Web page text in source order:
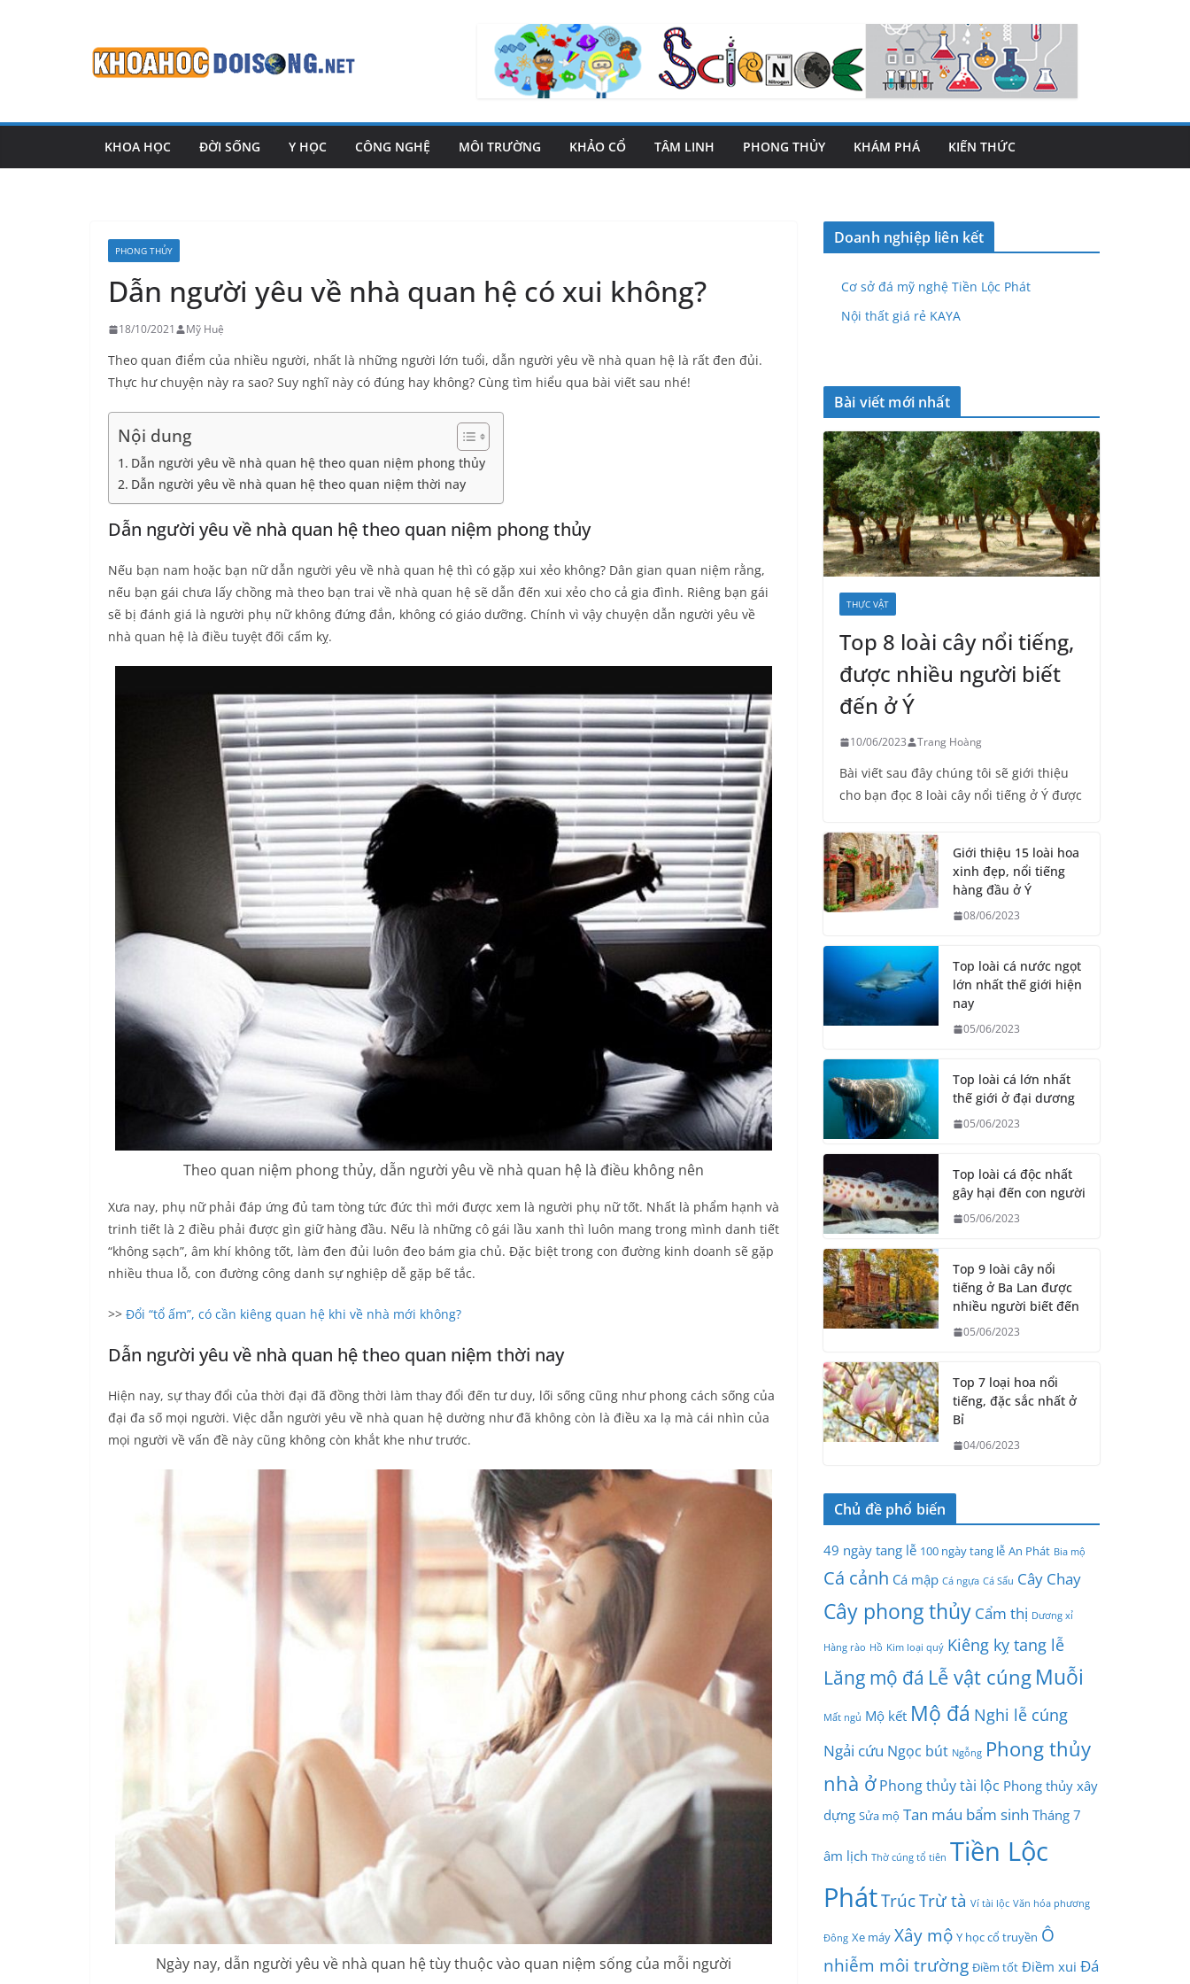
KHOA HỌC ĐỜI SỐNG Y HỌC CÔNG NGHỆ MÔI TRƯỜNG KHẢO CỔ TÂM LINH PHONG THỦY KHÁM PHÁ KIẾN THỨC
PHONG THỦY
Dẫn người yêu về nhà quan hệ có xui không?
18/10/2021 Mỹ Huệ
Theo quan điểm của nhiều người, nhất là những người lớn tuổi, dẫn người yêu về nhà quan hệ là rất đen đủi.
Thực hư chuyện này ra sao? Suy nghĩ này có đúng hay không? Cùng tìm hiểu qua bài viết sau nhé!
Nội dung
Dẫn người yêu về nhà quan hệ theo quan niệm phong thủy
Dẫn người yêu về nhà quan hệ theo quan niệm thời nay
Dẫn người yêu về nhà quan hệ theo quan niệm phong thủy
Nếu bạn nam hoặc bạn nữ dẫn người yêu về nhà quan hệ thì có gặp xui xẻo không? Dân gian quan niệm rằng,
nếu bạn gái chưa lấy chồng mà theo bạn trai về nhà quan hệ sẽ dẫn đến xui xẻo cho cả gia đình. Riêng bạn gái
sẽ bị đánh giá là người phụ nữ không đứng đắn, không có giáo dưỡng. Chính vì vậy chuyện dẫn người yêu về
nhà quan hệ là điều tuyệt đối cấm kỵ.
Theo quan niệm phong thủy, dẫn người yêu về nhà quan hệ là điều không nên
Xưa nay, phụ nữ phải đáp ứng đủ tam tòng tức đức thì mới được xem là người phụ nữ tốt. Nhất là phẩm hạnh và
trinh tiết là 2 điều phải được gìn giữ hàng đầu. Nếu là những cô gái lầu xanh thì luôn mang trong mình danh tiết
“không sạch”, âm khí không tốt, làm đen đủi luôn đeo bám gia chủ. Đặc biệt trong con đường kinh doanh sẽ gặp
nhiều thua lỗ, con đường công danh sự nghiệp dễ gặp bế tắc.
>> Đổi “tổ ấm”, có cần kiêng quan hệ khi về nhà mới không?
Dẫn người yêu về nhà quan hệ theo quan niệm thời nay
Hiện nay, sự thay đổi của thời đại đã đồng thời làm thay đổi đến tư duy, lối sống cũng như phong cách sống của
đại đa số mọi người. Việc dẫn người yêu về nhà quan hệ dường như đã không còn là điều xa lạ mà cái nhìn của
mọi người về vấn đề này cũng không còn khắt khe như trước.
Ngày nay, dẫn người yêu về nhà quan hệ tùy thuộc vào quan niệm sống của mỗi người
Doanh nghiệp liên kết
Cơ sở đá mỹ nghệ Tiền Lộc Phát
Nội thất giá rẻ KAYA
Bài viết mới nhất
THỰC VẬT
Top 8 loài cây nổi tiếng,
được nhiều người biết
đến ở Ý
10/06/2023 Trang Hoàng
Bài viết sau đây chúng tôi sẽ giới thiệu
cho bạn đọc 8 loài cây nổi tiếng ở Ý được
Giới thiệu 15 loài hoa
xinh đẹp, nổi tiếng
hàng đầu ở Ý
08/06/2023
Top loài cá nước ngọt
lớn nhất thế giới hiện
nay
05/06/2023
Top loài cá lớn nhất
thế giới ở đại dương
05/06/2023
Top loài cá độc nhất
gây hại đến con người
05/06/2023
Top 9 loài cây nổi
tiếng ở Ba Lan được
nhiều người biết đến
05/06/2023
Top 7 loại hoa nổi
tiếng, đặc sắc nhất ở
Bỉ
04/06/2023
Chủ đề phổ biến
49 ngày tang lễ 100 ngày tang lễ An Phát Bia mộ
Cá cảnh Cá mập Cá ngựa Cá Sấu Cây Chay
Cây phong thủy Cẩm thị Dương xỉ
Hàng rào Hồ Kim loại quý Kiêng kỵ tang lễ
Lăng mộ đá Lễ vật cúng Muỗi
Mất ngủ Mộ kết Mộ đá Nghi lễ cúng
Ngải cứu Ngọc bút Ngỗng Phong thủy
nhà ở Phong thủy tài lộc Phong thủy xây
dựng Sửa mộ Tan máu bẩm sinh Tháng 7
âm lịch Thờ cúng tổ tiên Tiền Lộc
PhátTrúcTrừ tà Ví tài lộc Văn hóa phương
Đông Xe máy Xây mộ Y học cổ truyền Ô
nhiễm môi trường Điềm tốt Điềm xui Đá